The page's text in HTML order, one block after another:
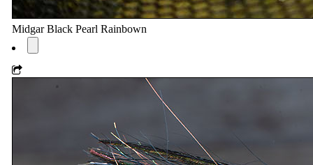
Midgar Black Pearl Rainbown